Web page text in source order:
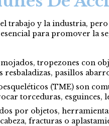
trabajo y la industria,
para promover la
tropezones con
pasillos
(TME) son
torceduras,
por objetos,
fracturas o